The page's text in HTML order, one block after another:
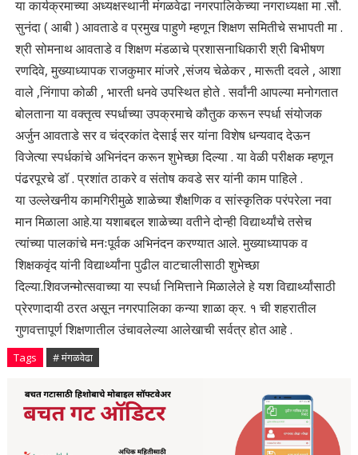
या कार्यक्रमाच्या अध्यक्षस्थानी मंगळवेढा नगरपालिकेच्या नगराध्यक्षा मा .सौ.
सुनंदा ( आबी ) आवताडे व प्रमुख पाहुणे म्हणून शिक्षण समितीचे सभापती मा .
श्री सोमनाथ आवताडे व शिक्षण मंडळाचे प्रशासनाधिकारी श्री बिभीषण
रणदिवे, मुख्याध्यापक राजकुमार मांजरे ,संजय चेळेकर , मारूती दवले , आशा
वाले ,निंगापा कोळी , भारती धनवे उपस्थित होते . सर्वांनी आपल्या मनोगतात
बोलताना या वक्तृत्व स्पर्धाच्या उपक्रमाचे कौतुक करून स्पर्धा संयोजक
अर्जुन आवताडे सर व चंद्रकांत देसाई सर यांना विशेष धन्यवाद देऊन
विजेत्या स्पर्धकांचे अभिनंदन करून शुभेच्छा दिल्या . या वेळी परीक्षक म्हणून
पंढरपूरचे डॉ . प्रशांत ठाकरे व संतोष कवडे सर यांनी काम पाहिले .
या उल्लेखनीय कामगिरीमुळे शाळेच्या शैक्षणिक व सांस्कृतिक परंपरेला नवा
मान मिळाला आहे.या यशाबद्दल शाळेच्या वतीने दोन्ही विद्यार्थ्यांचे तसेच
त्यांच्या पालकांचे मनःपूर्वक अभिनंदन करण्यात आले. मुख्याध्यापक व
शिक्षकवृंद यांनी विद्यार्थ्यांना पुढील वाटचालीसाठी शुभेच्छा
दिल्या.शिवजन्मोत्सवाच्या या स्पर्धा निमित्ताने मिळालेले हे यश विद्यार्थ्यांसाठी
प्रेरणादायी ठरत असून नगरपालिका कन्या शाळा क्र. १ ची शहरातील
गुणवत्तापूर्ण शिक्षणातील उंचावलेल्या आलेखाची सर्वत्र होत आहे .
Tags # मंगळवेढा